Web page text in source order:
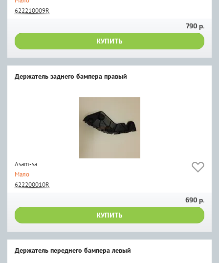
622210009R
790 р.
КУПИТЬ
Держатель заднего бампера правый
Asam-sa
Мало
622200010R
690 р.
КУПИТЬ
Держатель переднего бампера левый